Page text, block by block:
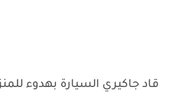
قاد جاكيري السيارة بهدوء